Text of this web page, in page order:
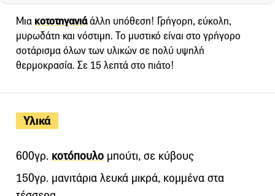
Υλικά
600γρ. κοτόπουλο μπούτι, σε κύβους
150γρ. μανιτάρια λευκά μικρά, κομμένα στα
Μια κοτοτηγανιάάλλη υπόθεση! Γρήγορη, εύκολη,
μυρωδάτη και νόστιμη. Το μυστικό είναι στο γρήγορο
σοτάρισμα όλων των υλικών σε πολύ υψηλή
θερμοκρασία. Σε 15 λεπτά στο πιάτο!